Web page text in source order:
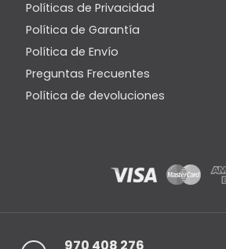
Políticas de Privacidad
Política de Garantía
Política de Envío
Preguntas Frecuentes
Política de devoluciones
970 408 276